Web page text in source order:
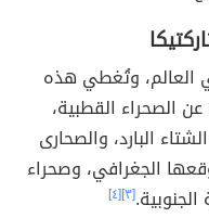
العالم، وتُغطي هذه
عن الصحراء القطبية،
البارد، والصحارى
الجغرافي، وصحراء
[٣] [٤]